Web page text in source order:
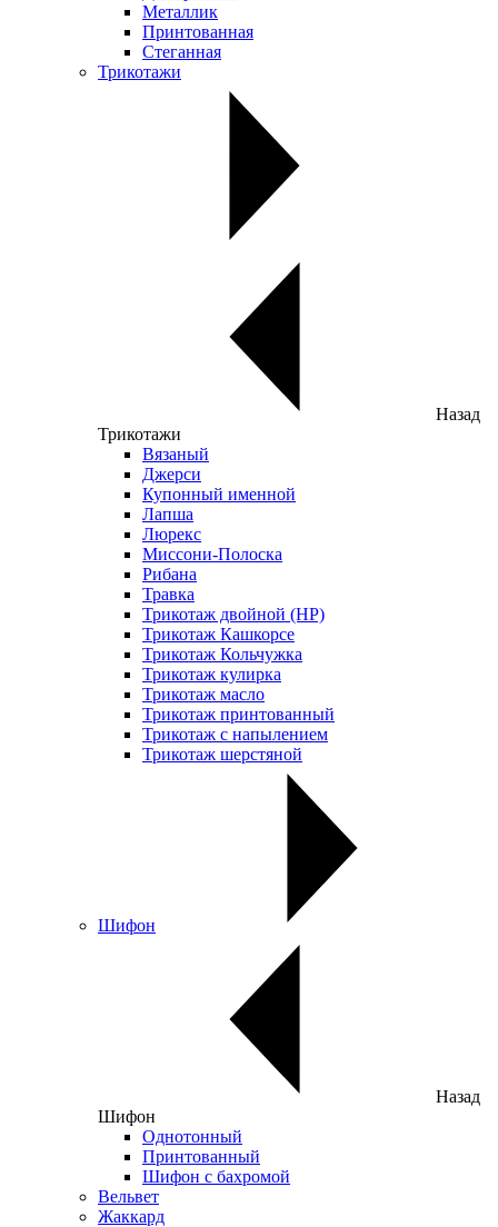
Металлик
Принтованная
Стеганная
Трикотажи
Назад
Трикотажи
Вязаный
Джерси
Купонный именной
Лапша
Люрекс
Миссони-Полоска
Рибана
Травка
Трикотаж двойной (НР)
Трикотаж Кашкорсе
Трикотаж Кольчужка
Трикотаж кулирка
Трикотаж масло
Трикотаж принтованный
Трикотаж с напылением
Трикотаж шерстяной
Шифон
Назад
Шифон
Однотонный
Принтованный
Шифон с бахромой
Вельвет
Жаккард